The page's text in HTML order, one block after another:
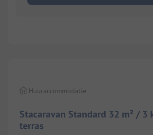
Stacaravan Standard 32 m² / 3
terras
Huuraccommodatie